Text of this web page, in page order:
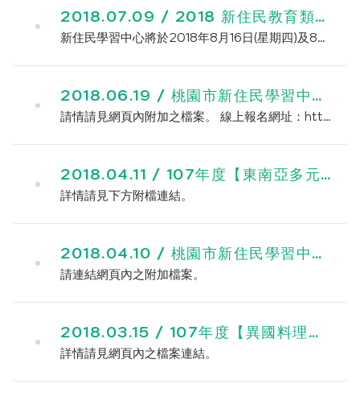
2018.07.09 / 2018 新住民教育類志工特殊訓練班實施計畫[含報名表]
新住民學習中心將於2018年8月16日(星期四)及8月17日(星期五)舉辦--新住民教育類志工特殊訓練班，請各位參照附加之word檔或pdf檔，歡迎各位有興趣者踴躍報名。 報名網...
2018.06.19 / 桃園市新住民學習中心107年度第2期課程表
請情請見網頁內附加之檔案。 線上報名網址：https://goo.gl/x9BQMb
2018.04.11 / 107年度【東南亞多元文化風情月】教學-錄取名單
詳情請見下方附檔連結。
2018.04.10 / 桃園市新住民學習中心107年度第1期課程表
請連結網頁內之附加檔案。
2018.03.15 / 107年度【異國料理】多元文化教學-錄取名單
詳情請見網頁內之檔案連結。